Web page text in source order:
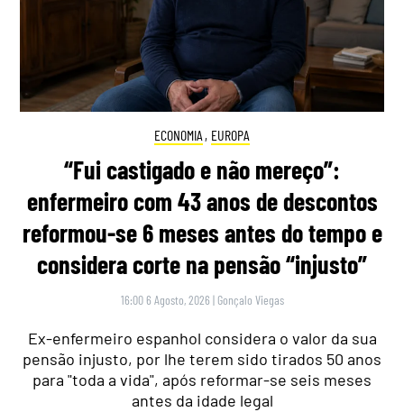
ECONOMIA , EUROPA
“Fui castigado e não mereço”:
enfermeiro com 43 anos de descontos
reformou-se 6 meses antes do tempo e
considera corte na pensão “injusto”
16:00 6 Agosto, 2026 | Gonçalo Viegas
Ex-enfermeiro espanhol considera o valor da sua
pensão injusto, por lhe terem sido tirados 50 anos
para "toda a vida", após reformar-se seis meses
antes da idade legal